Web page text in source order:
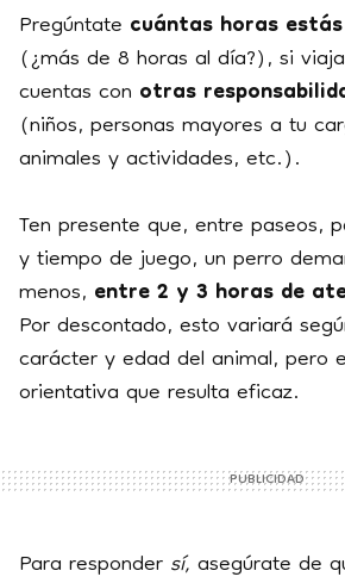
Pregúntatecuántas horas
(¿más de 8 horas al día?), si
cuentas conotras
(niños, personas mayores a tu
animales y actividades, etc.).
Ten presente que, entre paseos,
y tiempo de juego, un perro
menos,entre 2 y 3 horas de
Por descontado, esto variará
carácter y edad del animal, pero
orientativa que resulta eficaz.
Para respondersí,asegúrate de